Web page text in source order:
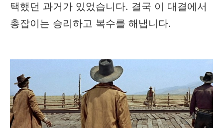
택했던 과거가 있었습니다. 결국 이 대결에서
총잡이는 승리하고 복수를 해냅니다.